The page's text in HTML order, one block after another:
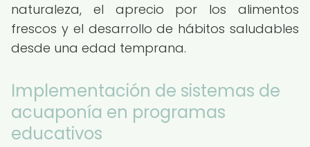
naturaleza, el aprecio por los alimentos
frescos y el desarrollo de hábitos saludables
desde una edad temprana.
Implementación de sistemas de
acuaponía en programas
educativos